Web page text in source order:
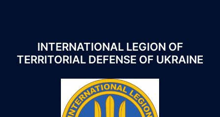
INTERNATIONAL LEGION OF
TERRITORIAL DEFENSE OF UKRAINE